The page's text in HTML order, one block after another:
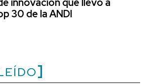
innovación que llevó a
30 de la ANDI